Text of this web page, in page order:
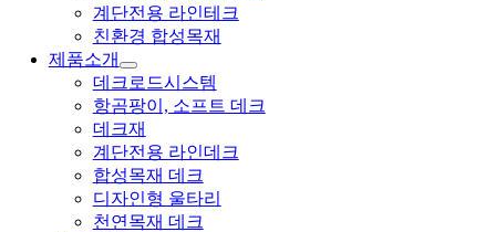
계단전용 라인테크
친환경 합성목재
제품소개
데크로드시스템
항곰팡이, 소프트 데크
데크재
계단전용 라인데크
합성목재 데크
디자인형 울타리
천연목재 데크